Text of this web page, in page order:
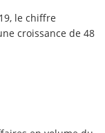
le chiffre
croissance de 48